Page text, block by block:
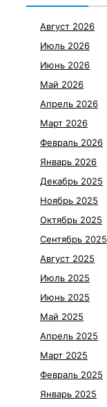
Август 2026
Июль 2026
Июнь 2026
Май 2026
Апрель 2026
Март 2026
Февраль 2026
Январь 2026
Декабрь 2025
Ноябрь 2025
Октябрь 2025
Сентябрь 2025
Август 2025
Июль 2025
Июнь 2025
Май 2025
Апрель 2025
Март 2025
Февраль 2025
Январь 2025